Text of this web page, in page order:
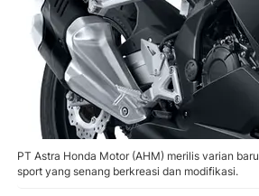
PT Astra Honda Motor (AHM) merilis varian
sport yang senang berkreasi dan modifikasi.